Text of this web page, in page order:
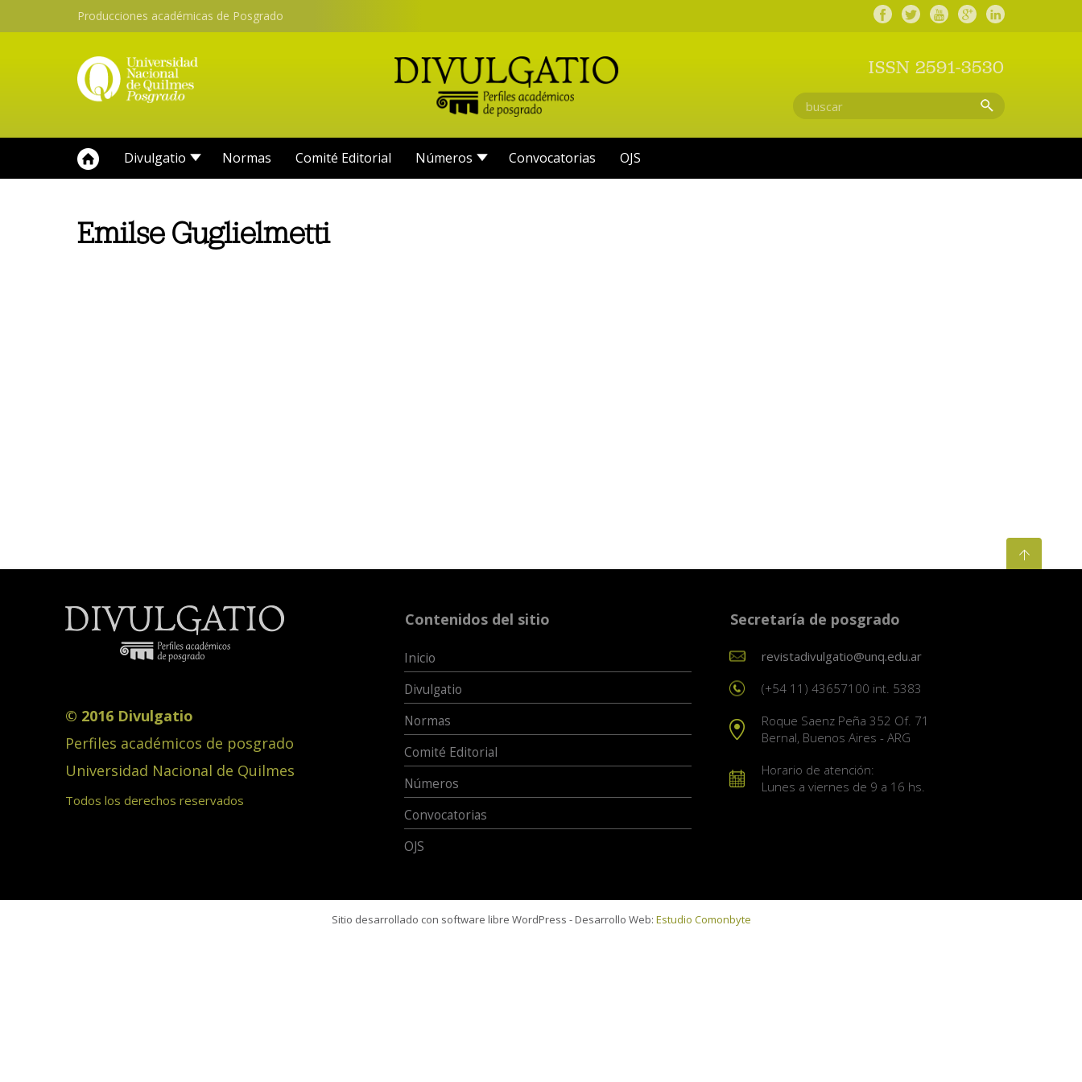
Producciones académicas de Posgrado
ISSN 2591-3530
Divulgatio Normas Comité Editorial Números Convocatorias OJS
Emilse Guglielmetti
© 2016 Divulgatio
Perfiles académicos de posgrado
Universidad Nacional de Quilmes
Todos los derechos reservados
Contenidos del sitio
Inicio
Divulgatio
Normas
Comité Editorial
Números
Convocatorias
OJS
Secretaría de posgrado
revistadivulgatio@unq.edu.ar
(+54 11) 43657100 int. 5383
Roque Saenz Peña 352 Of. 71
Bernal, Buenos Aires - ARG
Horario de atención:
Lunes a viernes de 9 a 16 hs.
Sitio desarrollado con software libre WordPress - Desarrollo Web: Estudio Comonbyte